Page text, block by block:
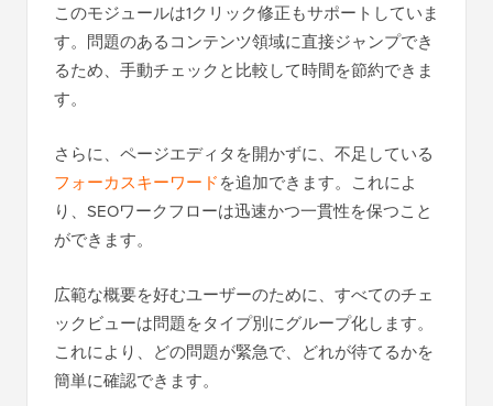
このモジュールは1クリック修正もサポートしていま
す。問題のあるコンテンツ領域に直接ジャンプでき
るため、手動チェックと比較して時間を節約できま
す。
さらに、ページエディタを開かずに、不足している
フォーカスキーワードを追加できます。これによ
り、SEOワークフローは迅速かつ一貫性を保つこと
ができます。
広範な概要を好むユーザーのために、すべてのチェ
ックビューは問題をタイプ別にグループ化します。
これにより、どの問題が緊急で、どれが待てるかを
簡単に確認できます。